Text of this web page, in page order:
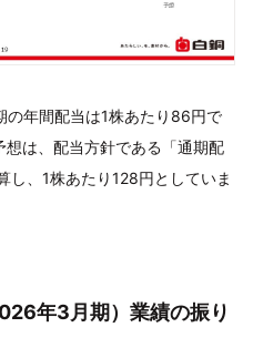
年間配当は1株あたり86円で
は、配当方針である「通期配
し、1株あたり128円としていま
年3月期）業績の振り